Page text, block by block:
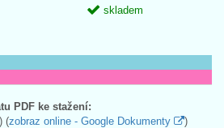
skladem
PDF ke stažení:
(zobraz online - Google Dokumenty )